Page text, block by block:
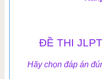
ĐỀ THI
Hãy chọn đáp án